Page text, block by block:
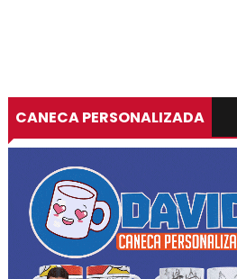
CANECA PERSONALIZADA